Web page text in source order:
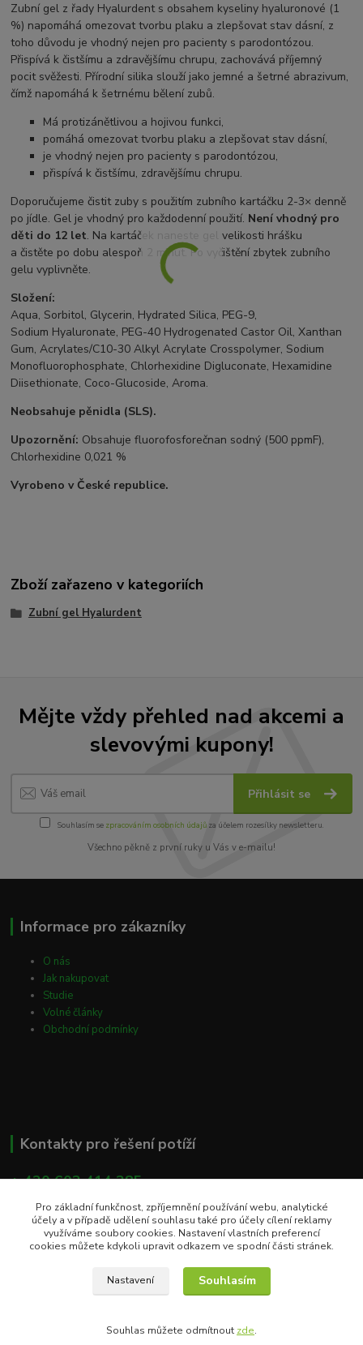
Zubní gel z řady Hyalurdent s obsahem kyseliny hyaluronové (1
%) napomáhá omezovat tvorbu plaku a zlepšovat stav dásní, z
toho důvodu je vhodný nejen pro pacienty s parodontózou.
Přispívá k čistšímu a zdravějšímu chrupu, zachovává příjemný
pocit svěžesti. Přírodní silika slouží jako jemné a šetrné abrazivum,
čímž napomáhá k šetrnému bělení zubů.
Má protizánětlivou a hojivou funkci,
pomáhá omezovat tvorbu plaku a zlepšovat stav dásní,
je vhodný nejen pro pacienty s parodontózou,
přispívá k čistšímu, zdravějšímu chrupu.
Doporučujeme čistit zuby s použitím zubního kartáčku 2-3× denně
po jídle. Gel je vhodný pro každodenní použití. Není vhodný pro
děti do 12 let. Na kartáček naneste gel velikosti hrášku
a čistěte po dobu alespoň 2 minut. Po vyčištění zbytek zubního
gelu vyplivněte.
Složení:
Aqua, Sorbitol, Glycerin, Hydrated Silica, PEG-9,
Sodium Hyaluronate, PEG-40 Hydrogenated Castor Oil, Xanthan
Gum, Acrylates/C10-30 Alkyl Acrylate Crosspolymer, Sodium
Monofluorophosphate, Chlorhexidine Digluconate, Hexamidine
Diisethionate, Coco-Glucoside, Aroma.
Neobsahuje pěnidla (SLS).
Upozornění: Obsahuje fluorofosforečnan sodný (500 ppmF),
Chlorhexidine 0,021 %
Vyrobeno v České republice.
Zboží zařazeno v kategoriích
Zubní gel Hyalurdent
Mějte vždy přehled nad akcemi a
slevovými kupony!
Přihlásit se
Souhlasím se zpracováním osobních údajůza účelem rozesílky newsletteru.
Všechno pěkně z první ruky u Vás v e-mailu!
Informace pro zákazníky
O nás
Jak nakupovat
Studie
Volné články
Obchodní podmínky
Kontakty pro řešení potíží
+ 420 603 414 385
info@eshop-apacare.cz
Pro základní funkčnost, zpříjemnění používání webu, analytické
účely a v případě udělení souhlasu také pro účely cílení reklamy
využíváme soubory cookies. Nastavení vlastních preferencí
cookies můžete kdykoli upravit odkazem ve spodní části stránek.
Nastavení Souhlasím
Souhlas můžete odmítnout zde.